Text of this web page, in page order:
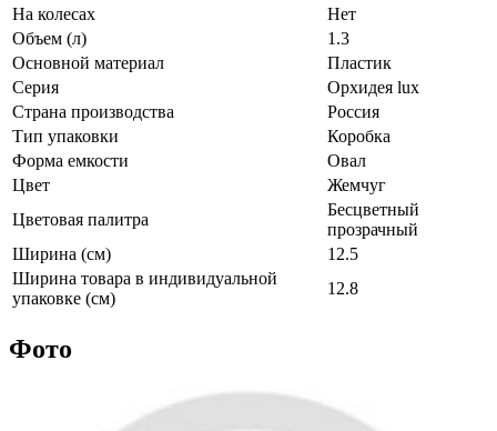
На колесах
Нет
Объем (л)
1.3
Основной материал
Пластик
Серия
Орхидея lux
Страна производства
Россия
Тип упаковки
Коробка
Форма емкости
Овал
Цвет
Жемчуг
Цветовая палитра
Бесцветный
прозрачный
Ширина (см)
12.5
Ширина товара в индивидуальной
упаковке (см)
12.8
Фото